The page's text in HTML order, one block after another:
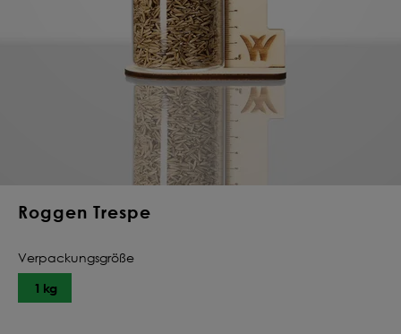
Roggen Trespe
Verpackungsgröße
1 kg
Deine Saat-
konfigurieren
QUALITÄT VOM PROFI
INDIVIDUELL FÜR DICH
JETZT KONFIGURIEREN